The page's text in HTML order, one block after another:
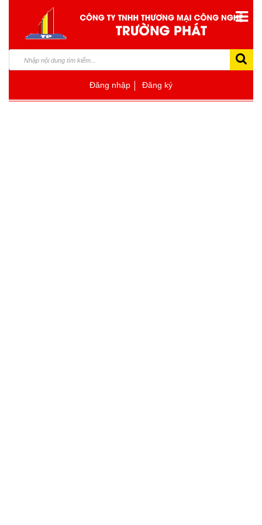
Đăng nhập Đăng ký